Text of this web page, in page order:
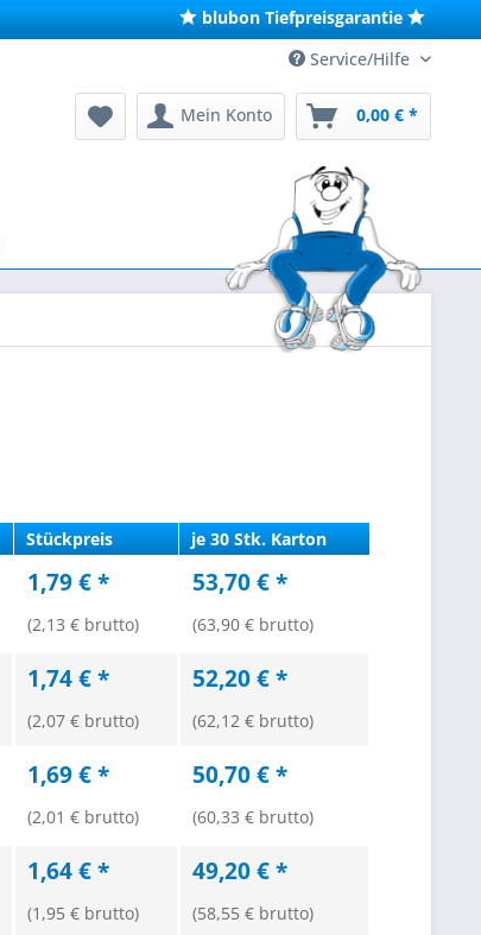
blubon Tiefpreisgarantie
Service/Hilfe
Mein Konto 0,00 € *
Stückpreis
je 30 Stk. Karton
1,79 € *
(2,13 € brutto)
53,70 € *
(63,90 € brutto)
1,74 € *
(2,07 € brutto)
52,20 € *
(62,12 € brutto)
1,69 € *
(2,01 € brutto)
50,70 € *
(60,33 € brutto)
1,64 € *
(1,95 € brutto)
49,20 € *
(58,55 € brutto)